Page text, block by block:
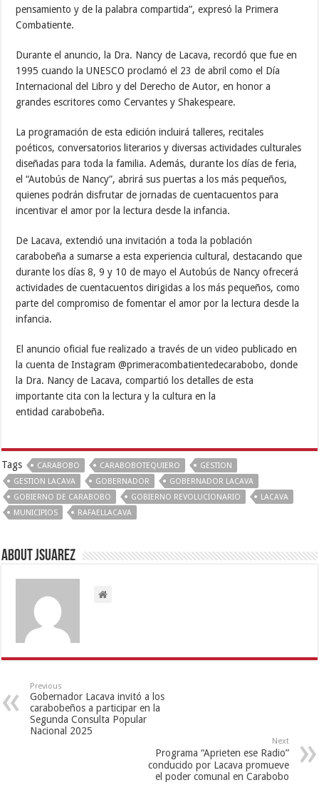
pensamiento y de la palabra compartida”, expresó la Primera
Combatiente.
Durante el anuncio, la Dra. Nancy de Lacava, recordó que fue en
1995 cuando la UNESCO proclamó el 23 de abril como el Día
Internacional del Libro y del Derecho de Autor, en honor a
grandes escritores como Cervantes y Shakespeare.
La programación de esta edición incluirá talleres, recitales
poéticos, conversatorios literarios y diversas actividades culturales
diseñadas para toda la familia. Además, durante los días de feria,
el “Autobús de Nancy”, abrirá sus puertas a los más pequeños,
quienes podrán disfrutar de jornadas de cuentacuentos para
incentivar el amor por la lectura desde la infancia.
De Lacava, extendió una invitación a toda la población
carabobeña a sumarse a esta experiencia cultural, destacando que
durante los días 8, 9 y 10 de mayo el Autobús de Nancy ofrecerá
actividades de cuentacuentos dirigidas a los más pequeños, como
parte del compromiso de fomentar el amor por la lectura desde la
infancia.
El anuncio oficial fue realizado a través de un video publicado en
la cuenta de Instagram @primeracombatientedecarabobo, donde
la Dra. Nancy de Lacava, compartió los detalles de esta
importante cita con la lectura y la cultura en la
entidad carabobeña.
Tags CARABOBO CARABOBOTEQUIERO
GESTION
GESTION LACAVA
GOBERNADOR
GOBERNADOR LACAVA
GOBIERNO DE CARABOBO
GOBIERNO REVOLUCIONARIO
LACAVA
MUNICIPIOS
RAFAELLACAVA
About Jsuarez
Previous
Gobernador Lacava invitó a los
carabobeños a participar en la
Segunda Consulta Popular
Nacional 2025
Next
Programa “Aprieten ese Radio”
conducido por Lacava promueve
el poder comunal en Carabobo